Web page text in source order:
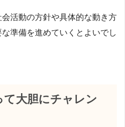
活動の方針や具体的な動き方
準備を進めていくとよいでし
大胆にチャレン